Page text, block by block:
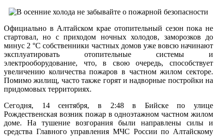
Официально в Алтайском крае отопительный сезон пока не
стартовал, но с приходом ночных холодов, заморозков до
минус 2 °С собственники частных домов уже вовсю начинают
эксплуатировать отопительные системы и
электрооборудование, что, в свою очередь, способствует
увеличению количества пожаров в частном жилом секторе.
Помимо жилищ, часто также горят и надворные постройки на
придомовых территориях.
Сегодня, 14 сентября, в 2:48 в Бийске по улице
Рождественская возник пожар в одноэтажном частном жилом
доме. На тушение возгорания были направлены силы и
средства Главного управления МЧС России по Алтайскому